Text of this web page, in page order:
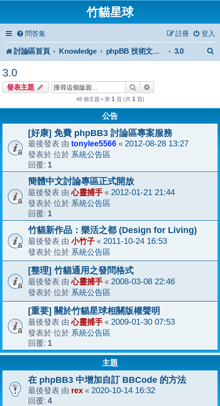
竹貓星球
問答集 登入
註冊
討論區首頁 Knowledge phpBB 技術文件與知識庫 3.0
3.0
發表主題 搜尋
48 個主題 • 第 1 頁 (共 1 頁)
公告
[好康] 免費 phpBB3 討論區專案服務
最後發表 由 tonylee5566 « 2012-08-28 13:27
發表於 位於 系統公告區
回覆: 1
簡體中文討論專區正式開放
最後發表 由心靈捕手 « 2012-01-21 21:44
發表於 位於 系統公告區
回覆: 1
竹貓新作品：樂活之都 (Design for Living)
最後發表 由 小竹子 « 2011-10-24 16:53
發表於 位於 系統公告區
[整理] 竹貓通用之發問格式
最後發表 由心靈捕手 « 2008-03-08 22:46
發表於 位於 系統公告區
[重要] 關於竹貓星球相關版權聲明
最後發表 由心靈捕手 « 2009-01-30 07:53
發表於 位於 系統公告區
回覆: 1
主題
在 phpBB3 中增加自訂 BBCode 的方法
最後發表 由 rex « 2020-10-14 16:32
回覆: 4